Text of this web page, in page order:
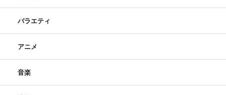
原作：山田太一『終りに見た街』（小学館文庫刊）
バラエティ
アニメ
音楽